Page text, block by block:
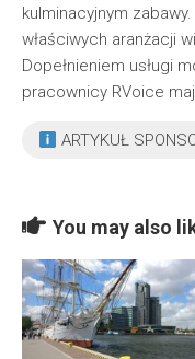
kulminacyjnym
właściwych aranżacji
Dopełnieniem usługi
pracownicy RVoice
ARTYKUŁ
You may also